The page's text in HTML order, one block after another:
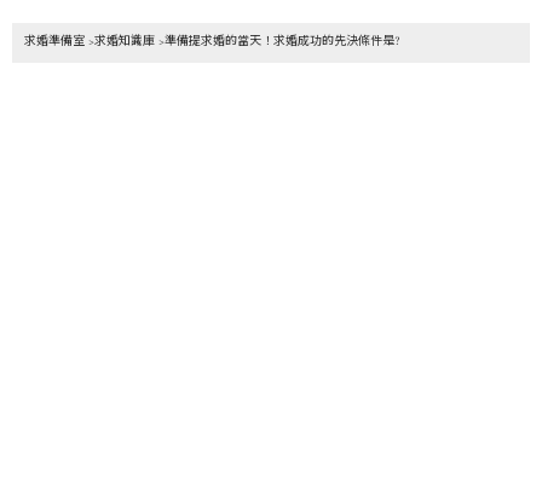
求婚準備室 求婚知識庫 準備提求婚的當天！求婚成功的先決條件是?